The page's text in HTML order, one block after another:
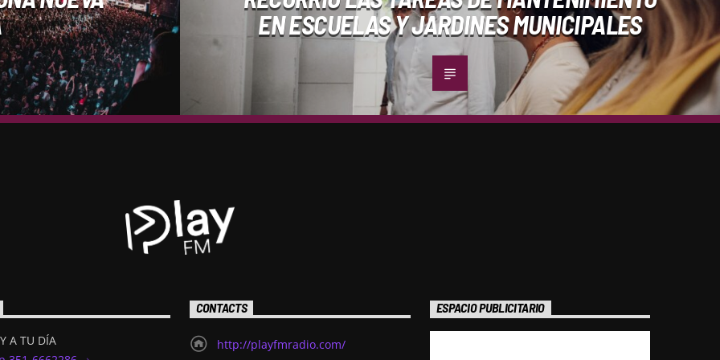
EN ESCUELAS Y JARDINES MUNICIPALES
A TU DÍA
CONTACTS
http://playfmradio.com/
ESPACIO PUBLICITARIO